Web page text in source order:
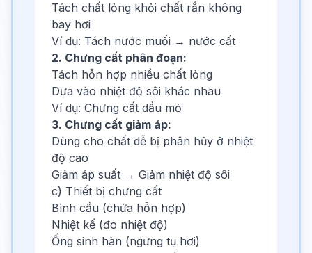
Tách chất lỏng khỏi chất rắn không
bay hơi
Ví dụ: Tách nước muối → nước cất
2. Chưng cất phân đoạn:
Tách hỗn hợp nhiều chất lỏng
Dựa vào nhiệt độ sôi khác nhau
Ví dụ: Chưng cất dầu mỏ
3. Chưng cất giảm áp:
Dùng cho chất dễ bị phân hủy ở nhiệt
độ cao
Giảm áp suất → Giảm nhiệt độ sôi
c) Thiết bị chưng cất
Bình cầu (chứa hỗn hợp)
Nhiệt kế (đo nhiệt độ)
Ống sinh hàn (ngưng tụ hơi)